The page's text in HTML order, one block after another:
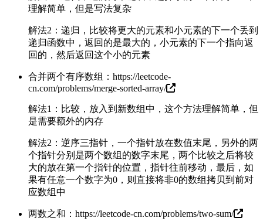
理解简单，但是写法复杂
解法2：递归，比较将更大的元素和小元素的下一个丢到
递归函数中，返回的是最大的，小元素的下一个指向返
回的，然后返回这个小的元素
合并两个有序数组： https://leetcode-
cn.com/problems/merge-sorted-array/
解法1：比较，放入到新数组中，这个方法理解简单，但
是需要额外的内存
解法2：逆序三指针，一个指针放在数值末尾，另外的两
个指针分别是两个数组的数字末尾，两个比较之后将较
大的放在第一个指针的位置，指针往前移动，最后，如
果有任意一个数字为0，则直接将非0的数组拷贝到前对
应数组中
两数之和： https://leetcode-cn.com/problems/two-sum/